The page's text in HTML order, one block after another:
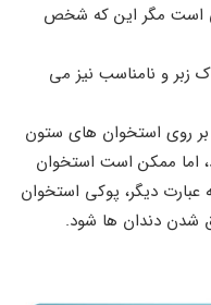
است مگر این که شخص
زبر و نامناسب نیز می‌
روی استخوان‌ های ستون
اما ممکن است استخوان‌
عبارت دیگر، پوکی استخوان
شدن دندان‌ ها شود.